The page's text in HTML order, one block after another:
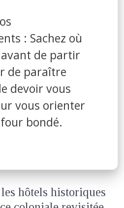
: Sachez où
de partir
de paraître
devoir vous
vous orienter
bondé.
hôtels historiques